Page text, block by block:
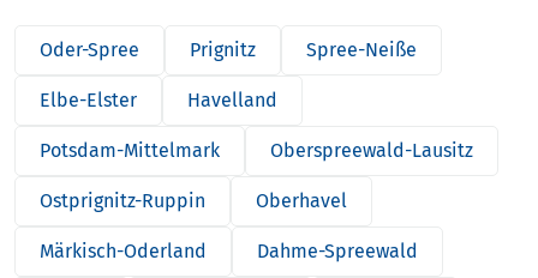
Oder-Spree Prignitz Spree-Neiße
Elbe-Elster Havelland
Potsdam-Mittelmark Oberspreewald-Lausitz
Ostprignitz-Ruppin Oberhavel
Märkisch-Oderland Dahme-Spreewald